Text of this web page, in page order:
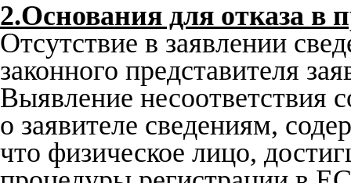
2.Основания для отказа в
Отсутствие в заявлении
законного представителя
Выявление несоответствия
о заявителе сведениям,
что физическое лицо,